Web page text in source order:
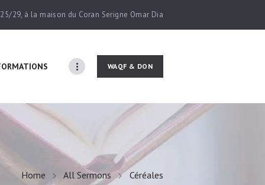
29, à la maison du Coran Serigne Omar Dia
Home All Sermons Céréales